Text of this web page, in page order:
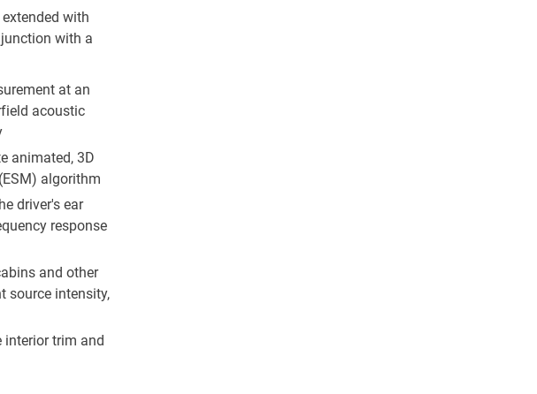
with
with a
at an
acoustic
animated, 3D
algorithm
driver's ear
response
and other
source intensity,
interior trim and